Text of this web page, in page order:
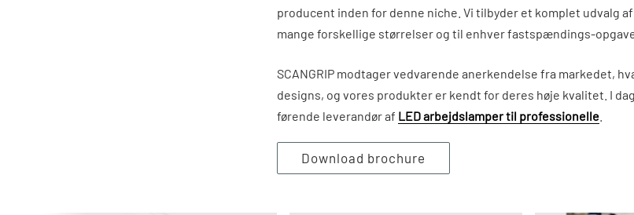
producent inden for denne niche. Vi tilbyder et komplet udvalg
mange forskellige størrelser og til enhver fastspændings-
SCANGRIP modtager vedvarende anerkendelse fra markedet,
designs, og vores produkter er kendt for deres høje kvalitet. I
førende leverandør af LED arbejdslamper til professionelle
Download brochure